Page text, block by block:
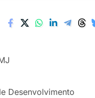
Desenvolvimento